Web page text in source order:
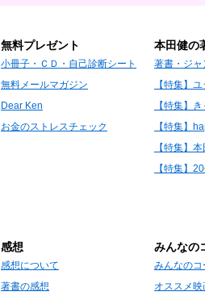
無料プレゼント
小冊子・ＣＤ・自己診断シート
無料メールマガジン
Dear Ken
お金のストレスチェック
本田健の
著書・ジャ
【特集】
【特集】
【特集】
【特集】
【特集】
感想
感想について
著書の感想
みんなの
みんなの
オススメ映